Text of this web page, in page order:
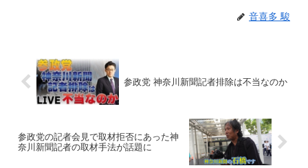
音喜多 駿
参政党 神奈川新聞記者排除は不当なのか
参政党の記者会見で取材拒否にあった神
奈川新聞記者の取材手法が話題に